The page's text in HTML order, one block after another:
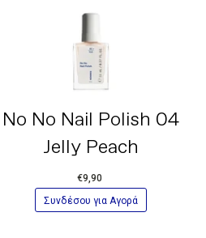
No No Nail Polish 04
Jelly Peach
€9,90
Συνδέσου για Αγορά